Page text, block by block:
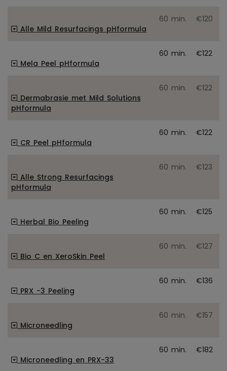
Alle Mild Resurfacings pHformula
60 min. €120
Mela Peel pHformula
60 min. €122
Dermabrasie met Mild Solutions
pHformula
60 min. €122
CR Peel pHformula
60 min. €122
Alle Strong Resurfacings
pHformula
60 min. €123
Herbal Bio Peeling
60 min. €125
Bio C en XeroSkin Peel
60 min. €127
PRX -3 Peeling
60 min. €136
Microneedling
60 min. €157
Microneedling en PRX-33
60 min. €182